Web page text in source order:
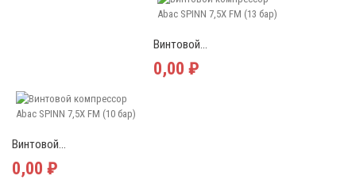
Винтовой...
0,00 ₽
Винтовой...
0,00 ₽